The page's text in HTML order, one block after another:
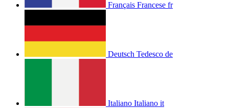
Français Francese fr
Deutsch Tedesco de
Italiano Italiano it